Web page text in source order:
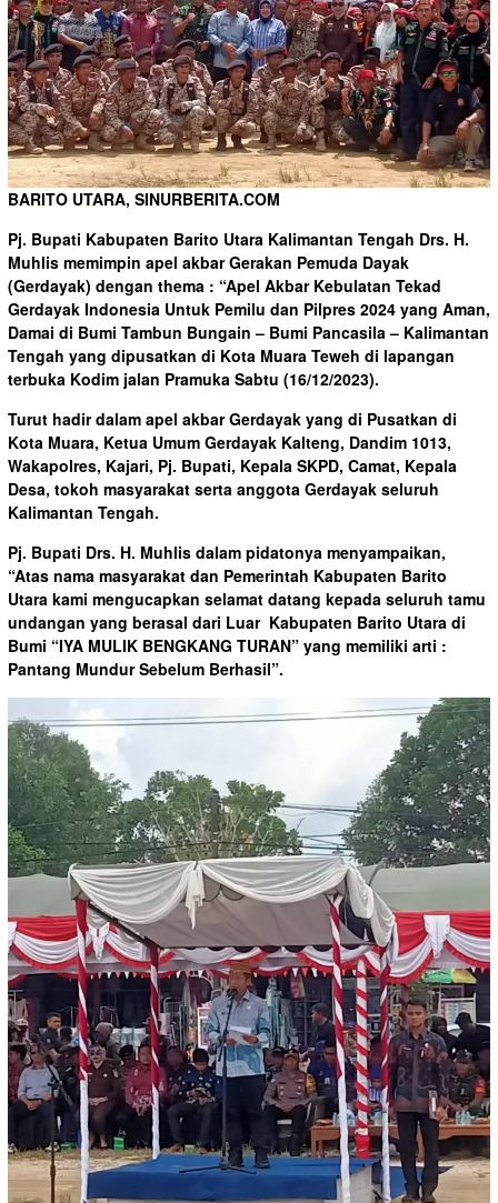
BARITO UTARA, SINURBERITA.COM
Pj. Bupati Kabupaten Barito Utara Kalimantan Tengah Drs. H.
Muhlis memimpin apel akbar Gerakan Pemuda Dayak
(Gerdayak) dengan thema : “Apel Akbar Kebulatan Tekad
Gerdayak Indonesia Untuk Pemilu dan Pilpres 2024 yang Aman,
Damai di Bumi Tambun Bungain – Bumi Pancasila – Kalimantan
Tengah yang dipusatkan di Kota Muara Teweh di lapangan
terbuka Kodim jalan Pramuka Sabtu (16/12/2023).
Turut hadir dalam apel akbar Gerdayak yang di Pusatkan di
Kota Muara, Ketua Umum Gerdayak Kalteng, Dandim 1013,
Wakapolres, Kajari, Pj. Bupati, Kepala SKPD, Camat, Kepala
Desa, tokoh masyarakat serta anggota Gerdayak seluruh
Kalimantan Tengah.
Pj. Bupati Drs. H. Muhlis dalam pidatonya menyampaikan,
“Atas nama masyarakat dan Pemerintah Kabupaten Barito
Utara kami mengucapkan selamat datang kepada seluruh tamu
undangan yang berasal dari Luar Kabupaten Barito Utara di
Bumi “IYA MULIK BENGKANG TURAN” yang memiliki arti :
Pantang Mundur Sebelum Berhasil”.